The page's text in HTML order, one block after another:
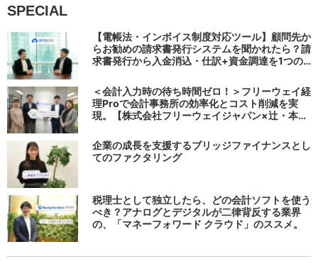
SPECIAL
【電帳法・インボイス制度対応ツール】顧問先か
らお勧めの請求書発行システムを聞かれたら？請
求書発行から入金消込・仕訳+資金調達を1つの
＜会計入力時の待ち時間ゼロ！＞フリーウェイ経
理Proで会計事務所の効率化とコスト削減を実
現。【株式会社フリーウェイジャパン×辻・本郷
企業の成長を支援するブリッジファイナンスとし
てのファクタリング
税理士として独立したら、どの会計ソフトを使う
べき？アナログとデジタルが二律背反する業界
の、「マネーフォワード クラウド」のススメ。